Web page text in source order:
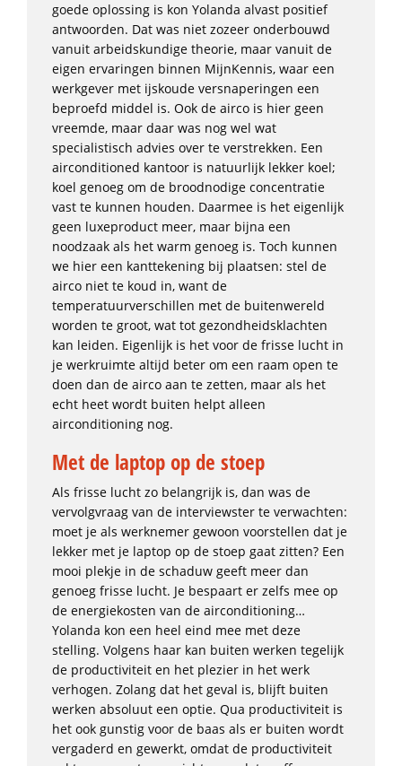
goede oplossing is kon Yolanda alvast positief
antwoorden. Dat was niet zozeer onderbouwd
vanuit arbeidskundige theorie, maar vanuit de
eigen ervaringen binnen MijnKennis, waar een
werkgever met ijskoude versnaperingen een
beproefd middel is. Ook de airco is hier geen
vreemde, maar daar was nog wel wat
specialistisch advies over te verstrekken. Een
airconditioned kantoor is natuurlijk lekker koel;
koel genoeg om de broodnodige concentratie
vast te kunnen houden. Daarmee is het eigenlijk
geen luxeproduct meer, maar bijna een
noodzaak als het warm genoeg is. Toch kunnen
we hier een kanttekening bij plaatsen: stel de
airco niet te koud in, want de
temperatuurverschillen met de buitenwereld
worden te groot, wat tot gezondheidsklachten
kan leiden. Eigenlijk is het voor de frisse lucht in
je werkruimte altijd beter om een raam open te
doen dan de airco aan te zetten, maar als het
echt heet wordt buiten helpt alleen
airconditioning nog.
Met de laptop op de stoep
Als frisse lucht zo belangrijk is, dan was de
vervolgvraag van de interviewster te verwachten:
moet je als werknemer gewoon voorstellen dat je
lekker met je laptop op de stoep gaat zitten? Een
mooi plekje in de schaduw geeft meer dan
genoeg frisse lucht. Je bespaart er zelfs mee op
de energiekosten van de airconditioning…
Yolanda kon een heel eind mee met deze
stelling. Volgens haar kan buiten werken tegelijk
de productiviteit en het plezier in het werk
verhogen. Zolang dat het geval is, blijft buiten
werken absoluut een optie. Qua productiviteit is
het ook gunstig voor de baas als er buiten wordt
vergaderd en gewerkt, omdat de productiviteit